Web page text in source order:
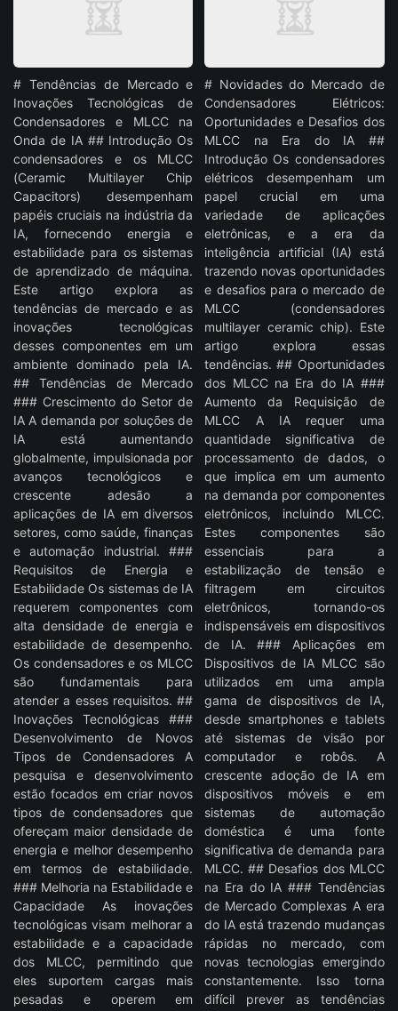
# Tendências de Mercado e
Inovações Tecnológicas de
Condensadores e MLCC na
Onda de IA ## Introdução Os
condensadores e os MLCC
(Ceramic Multilayer Chip
Capacitors) desempenham
papéis cruciais na indústria da
IA, fornecendo energia e
estabilidade para os sistemas
de aprendizado de máquina.
Este artigo explora as
tendências de mercado e as
inovações tecnológicas
desses componentes em um
ambiente dominado pela IA.
## Tendências de Mercado
### Crescimento do Setor de
IA A demanda por soluções de
IA está aumentando
globalmente, impulsionada por
avanços tecnológicos e
crescente adesão a
aplicações de IA em diversos
setores, como saúde, finanças
e automação industrial. ###
Requisitos de Energia e
Estabilidade Os sistemas de IA
requerem componentes com
alta densidade de energia e
estabilidade de desempenho.
Os condensadores e os MLCC
são fundamentais para
atender a esses requisitos. ##
Inovações Tecnológicas ###
Desenvolvimento de Novos
Tipos de Condensadores A
pesquisa e desenvolvimento
estão focados em criar novos
tipos de condensadores que
ofereçam maior densidade de
energia e melhor desempenho
em termos de estabilidade.
### Melhoria na Estabilidade e
Capacidade As inovações
tecnológicas visam melhorar a
estabilidade e a capacidade
dos MLCC, permitindo que
eles suportem cargas mais
pesadas e operem em
# Novidades do Mercado de
Condensadores Elétricos:
Oportunidades e Desafios dos
MLCC na Era do IA ##
Introdução Os condensadores
elétricos desempenham um
papel crucial em uma
variedade de aplicações
eletrônicas, e a era da
inteligência artificial (IA) está
trazendo novas oportunidades
e desafios para o mercado de
MLCC (condensadores
multilayer ceramic chip). Este
artigo explora essas
tendências. ## Oportunidades
dos MLCC na Era do IA ###
Aumento da Requisição de
MLCC A IA requer uma
quantidade significativa de
processamento de dados, o
que implica em um aumento
na demanda por componentes
eletrônicos, incluindo MLCC.
Estes componentes são
essenciais para a
estabilização de tensão e
filtragem em circuitos
eletrônicos, tornando-os
indispensáveis em dispositivos
de IA. ### Aplicações em
Dispositivos de IA MLCC são
utilizados em uma ampla
gama de dispositivos de IA,
desde smartphones e tablets
até sistemas de visão por
computador e robôs. A
crescente adoção de IA em
dispositivos móveis e em
sistemas de automação
doméstica é uma fonte
significativa de demanda para
MLCC. ## Desafios dos MLCC
na Era do IA ### Tendências
de Mercado Complexas A era
do IA está trazendo mudanças
rápidas no mercado, com
novas tecnologias emergindo
constantemente. Isso torna
difícil prever as tendências